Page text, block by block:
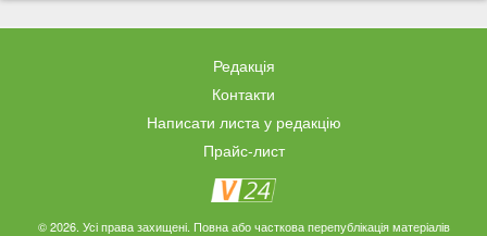
21:06
Біля Луцька негода наробила біди: волиняни
публікують наслідки у мережі
Астрологи назвали знаки Зодіаку, для яких серпень
Врожай під загрозою: як врятувати город від
18:43
Українцям можуть заборонити встановлювати
Редакція
Контакти
Написати листа у редакцію
Прайс-лист
© 2026. Усі права захищені. Повна або часткова перепублікація матеріалів